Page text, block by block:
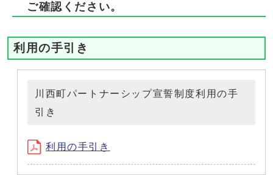
ご確認ください。
利用の手引き
川西町パートナーシップ宣誓制度利用の手
引き
利用の手引き